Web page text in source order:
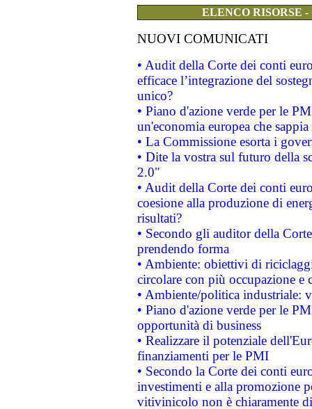
ELENCO RISORSE
NUOVI COMUNICATI
• Audit della Corte dei conti
efficace l’integrazione del
unico?
• Piano d'azione verde per le
un'economia europea che
• La Commissione esorta i
• Dite la vostra sul futuro della
2.0"
• Audit della Corte dei conti
coesione alla produzione di
risultati?
• Secondo gli auditor della
prendendo forma
• Ambiente: obiettivi di
circolare con più occupazione e
• Ambiente/politica industriale:
• Piano d'azione verde per le
opportunità di business
• Realizzare il potenziale
finanziamenti per le PMI
• Secondo la Corte dei conti
investimenti e alla promozione
vitivinicolo non è chiaramente